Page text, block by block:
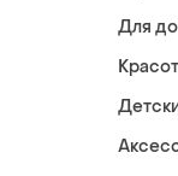
Для